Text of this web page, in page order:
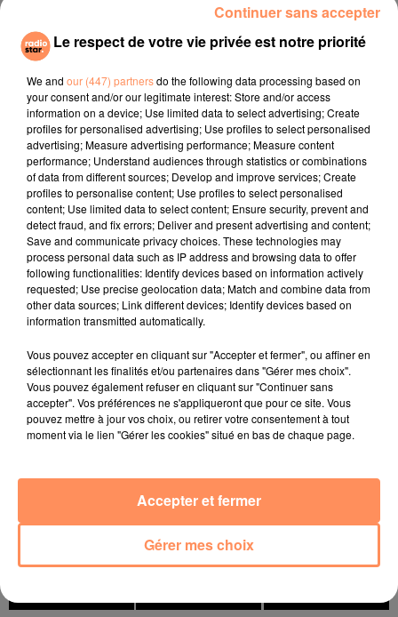
MARTIN GARRIX, ED
Repeat It
l'horoscope
Bélier Taureau
Cancer Lion Vierge
Le respect de votre vie privée est notre priorité
We and our (447) partnersdo the following data processing based on
your consent and/or our legitimate interest: Store and/or access
information on a device; Use limited data to select advertising; Create
profiles for personalised advertising; Use profiles to select personalised
advertising; Measure advertising performance; Measure content
performance; Understand audiences through statistics or combinations
of data from different sources; Develop and improve services; Create
profiles to personalise content; Use profiles to select personalised
content; Use limited data to select content; Ensure security, prevent and
detect fraud, and fix errors; Deliver and present advertising and content;
Save and communicate privacy choices. These technologies may
process personal data such as IP address and browsing data to offer
following functionalities: Identify devices based on information actively
requested; Use precise geolocation data; Match and combine data from
other data sources; Link different devices; Identify devices based on
information transmitted automatically.
Vous pouvez accepter en cliquant sur "Accepter et fermer", ou affiner en
sélectionnant les finalités et/ou partenaires dans "Gérer mes choix".
Vous pouvez également refuser en cliquant sur "Continuer sans
accepter". Vos préférences ne s'appliqueront que pour ce site. Vous
pouvez mettre à jour vos choix, ou retirer votre consentement à tout
moment via le lien "Gérer les cookies" situé en bas de chaque page.
Gérer mes choix
Accepter et fermer
Continuer sans accepter